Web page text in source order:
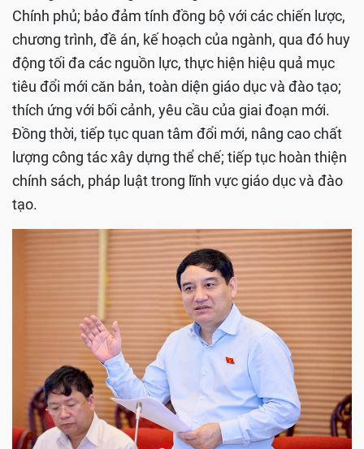
Chính phủ; bảo đảm tính đồng bộ với các chiến lược,
chương trình, đề án, kế hoạch của ngành, qua đó huy
động tối đa các nguồn lực, thực hiện hiệu quả mục
tiêu đổi mới căn bản, toàn diện giáo dục và đào tạo;
thích ứng với bối cảnh, yêu cầu của giai đoạn mới.
Đồng thời, tiếp tục quan tâm đổi mới, nâng cao chất
lượng công tác xây dựng thể chế; tiếp tục hoàn thiện
chính sách, pháp luật trong lĩnh vực giáo dục và đào
tạo.